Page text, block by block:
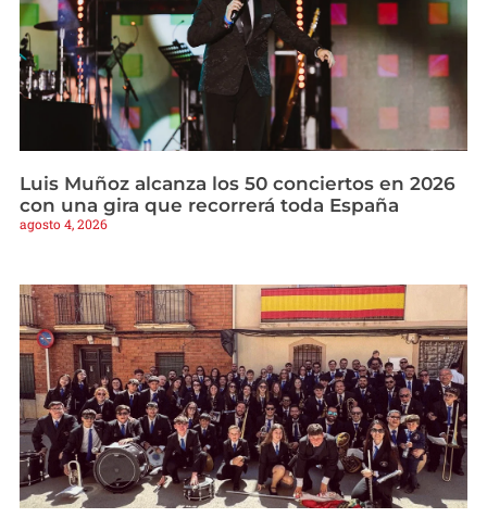
Luis Muñoz alcanza los 50 conciertos en 2026
con una gira que recorrerá toda España
agosto 4, 2026